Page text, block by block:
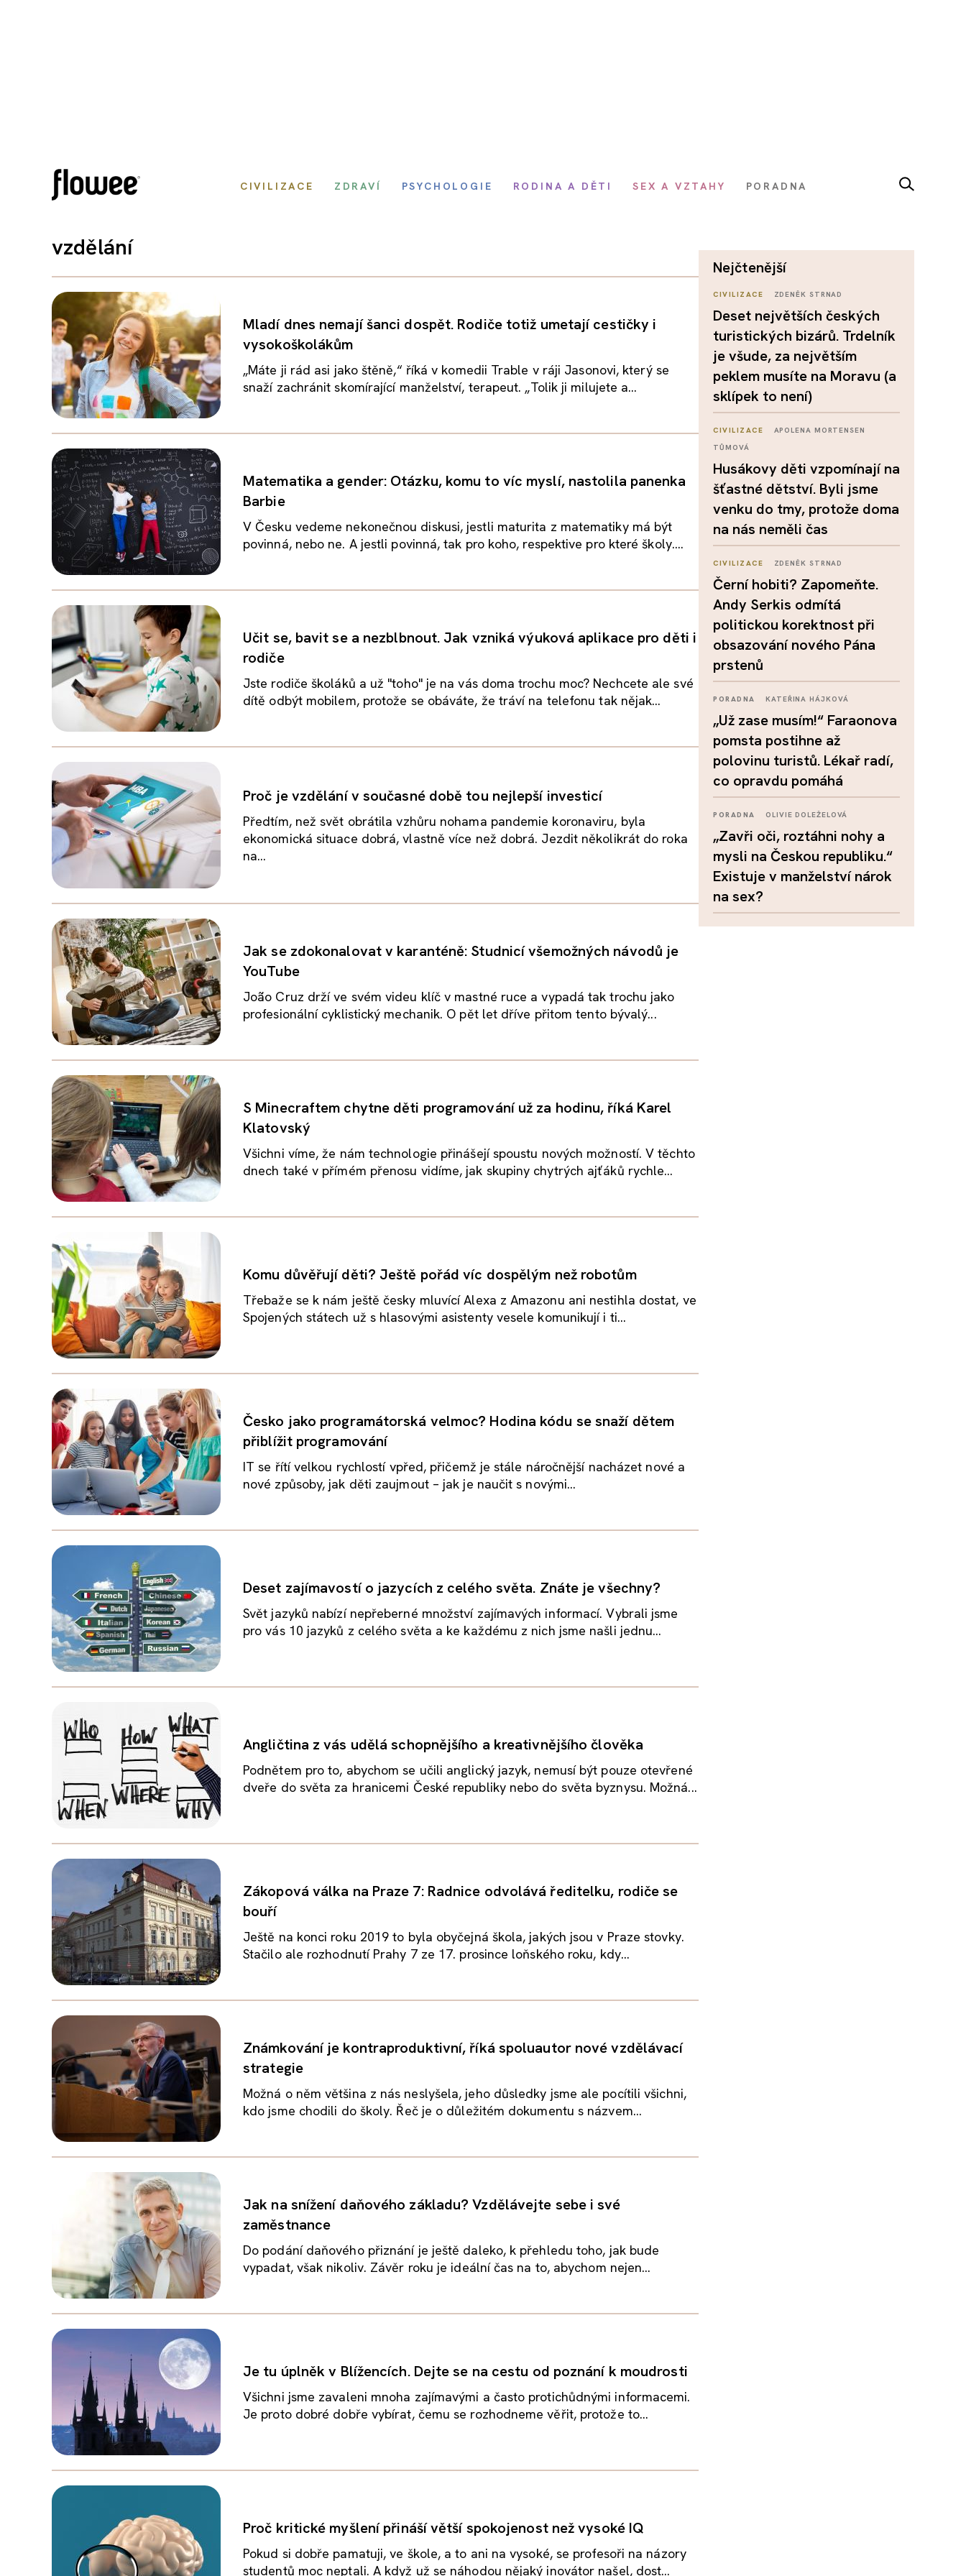
CIVILIZACE ZDRAVÍ PSYCHOLOGIE RODINA A DĚTI SEX A VZTAHY PORADNA
vzdělání
Mladí dnes nemají šanci dospět. Rodiče totiž umetají cestičky i
vysokoškolákům
„Máte ji rád asi jako štěně,“ říká v komedii Trable v ráji Jasonovi, který se
snaží zachránit skomírající manželství, terapeut. „Tolik ji milujete a...
Matematika a gender: Otázku, komu to víc myslí, nastolila panenka
Barbie
V Česku vedeme nekonečnou diskusi, jestli maturita z matematiky má být
povinná, nebo ne. A jestli povinná, tak pro koho, respektive pro které školy....
Učit se, bavit se a nezblbnout. Jak vzniká výuková aplikace pro děti i
rodiče
Jste rodiče školáků a už "toho" je na vás doma trochu moc? Nechcete ale své
dítě odbýt mobilem, protože se obáváte, že tráví na telefonu tak nějak...
Proč je vzdělání v současné době tou nejlepší investicí
Předtím, než svět obrátila vzhůru nohama pandemie koronaviru, byla
ekonomická situace dobrá, vlastně více než dobrá. Jezdit několikrát do roka
na...
Jak se zdokonalovat v karanténě: Studnicí všemožných návodů je
YouTube
João Cruz drží ve svém videu klíč v mastné ruce a vypadá tak trochu jako
profesionální cyklistický mechanik. O pět let dříve přitom tento bývalý...
S Minecraftem chytne děti programování už za hodinu, říká Karel
Klatovský
Všichni víme, že nám technologie přinášejí spoustu nových možností. V těchto
dnech také v přímém přenosu vidíme, jak skupiny chytrých ajťáků rychle...
Komu důvěřují děti? Ještě pořád víc dospělým než robotům
Třebaže se k nám ještě česky mluvící Alexa z Amazonu ani nestihla dostat, ve
Spojených státech už s hlasovými asistenty vesele komunikují i ti...
Česko jako programátorská velmoc? Hodina kódu se snaží dětem
přiblížit programování
IT se řítí velkou rychlostí vpřed, přičemž je stále náročnější nacházet nové a
nové způsoby, jak děti zaujmout – jak je naučit s novými...
Deset zajímavostí o jazycích z celého světa. Znáte je všechny?
Svět jazyků nabízí nepřeberné množství zajímavých informací. Vybrali jsme
pro vás 10 jazyků z celého světa a ke každému z nich jsme našli jednu...
Angličtina z vás udělá schopnějšího a kreativnějšího člověka
Podnětem pro to, abychom se učili anglický jazyk, nemusí být pouze otevřené
dveře do světa za hranicemi České republiky nebo do světa byznysu. Možná...
Zákopová válka na Praze 7: Radnice odvolává ředitelku, rodiče se
bouří
Ještě na konci roku 2019 to byla obyčejná škola, jakých jsou v Praze stovky.
Stačilo ale rozhodnutí Prahy 7 ze 17. prosince loňského roku, kdy...
Známkování je kontraproduktivní, říká spoluautor nové vzdělávací
strategie
Možná o něm většina z nás neslyšela, jeho důsledky jsme ale pocítili všichni,
kdo jsme chodili do školy. Řeč je o důležitém dokumentu s názvem...
Jak na snížení daňového základu? Vzdělávejte sebe i své
zaměstnance
Do podání daňového přiznání je ještě daleko, k přehledu toho, jak bude
vypadat, však nikoliv. Závěr roku je ideální čas na to, abychom nejen...
Je tu úplněk v Blížencích. Dejte se na cestu od poznání k moudrosti
Všichni jsme zavaleni mnoha zajímavými a často protichůdnými informacemi.
Je proto dobré dobře vybírat, čemu se rozhodneme věřit, protože to...
Proč kritické myšlení přináší větší spokojenost než vysoké IQ
Pokud si dobře pamatuji, ve škole, a to ani na vysoké, se profesoři na názory
studentů moc neptali. A když už se náhodou nějaký inovátor našel, dost...
nejčtenější
CIVILIZACE ZDENĚK STRNAD
Deset největších českých
turistických bizárů. Trdelník
je všude, za největším
peklem musíte na Moravu (a
sklípek to není)
CIVILIZACE
APOLENA MORTENSEN
TŮMOVÁ
Husákovy děti vzpomínají na
šťastné dětství. Byli jsme
venku do tmy, protože doma
na nás neměli čas
CIVILIZACE ZDENĚK STRNAD
Černí hobiti? Zapomeňte.
Andy Serkis odmítá
politickou korektnost při
obsazování nového Pána
prstenů
PORADNA KATEŘINA HÁJKOVÁ
„Už zase musím!“ Faraonova
pomsta postihne až
polovinu turistů. Lékař radí,
co opravdu pomáhá
PORADNA OLIVIE DOLEŽELOVÁ
„Zavři oči, roztáhni nohy a
mysli na Českou republiku.“
Existuje v manželství nárok
na sex?